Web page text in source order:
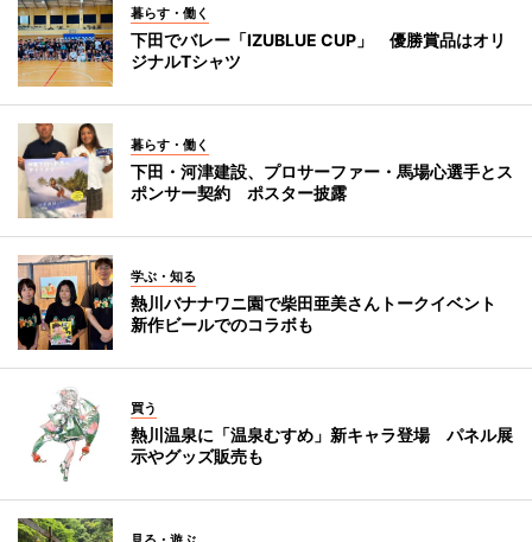
暮らす・働く
下田でバレー「IZUBLUE CUP」 優勝賞品はオリ
ジナルTシャツ
暮らす・働く
下田・河津建設、プロサーファー・馬場心選手とス
ポンサー契約 ポスター披露
学ぶ・知る
熱川バナナワニ園で柴田亜美さんトークイベント
新作ビールでのコラボも
買う
熱川温泉に「温泉むすめ」新キャラ登場 パネル展
示やグッズ販売も